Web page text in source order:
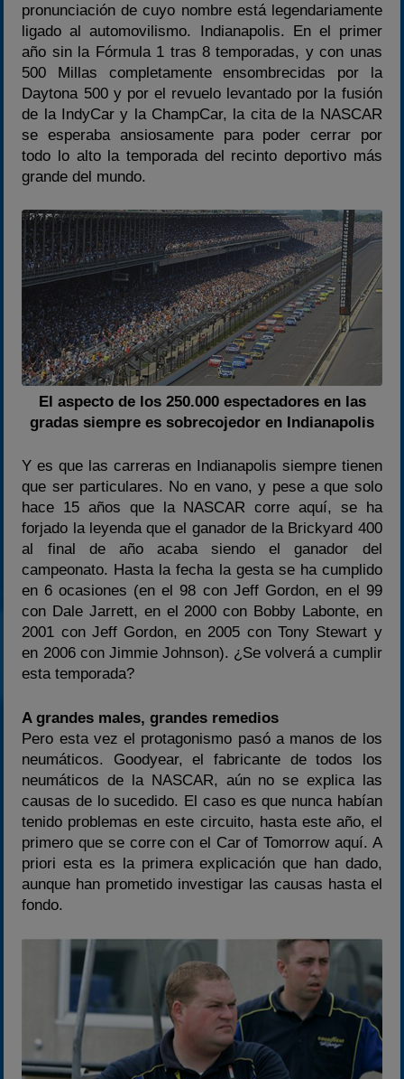
pronunciación de cuyo nombre está legendariamente
ligado al automovilismo. Indianapolis. En el primer
año sin la Fórmula 1 tras 8 temporadas, y con unas
500 Millas completamente ensombrecidas por la
Daytona 500 y por el revuelo levantado por la fusión
de la IndyCar y la ChampCar, la cita de la NASCAR
se esperaba ansiosamente para poder cerrar por
todo lo alto la temporada del recinto deportivo más
grande del mundo.
El aspecto de los 250.000 espectadores en las
gradas siempre es sobrecojedor en Indianapolis
Y es que las carreras en Indianapolis siempre tienen
que ser particulares. No en vano, y pese a que solo
hace 15 años que la NASCAR corre aquí, se ha
forjado la leyenda que el ganador de la Brickyard 400
al final de año acaba siendo el ganador del
campeonato. Hasta la fecha la gesta se ha cumplido
en 6 ocasiones (en el 98 con Jeff Gordon, en el 99
con Dale Jarrett, en el 2000 con Bobby Labonte, en
2001 con Jeff Gordon, en 2005 con Tony Stewart y
en 2006 con Jimmie Johnson). ¿Se volverá a cumplir
esta temporada?
A grandes males, grandes remedios
Pero esta vez el protagonismo pasó a manos de los
neumáticos. Goodyear, el fabricante de todos los
neumáticos de la NASCAR, aún no se explica las
causas de lo sucedido. El caso es que nunca habían
tenido problemas en este circuito, hasta este año, el
primero que se corre con el Car of Tomorrow aquí. A
priori esta es la primera explicación que han dado,
aunque han prometido investigar las causas hasta el
fondo.